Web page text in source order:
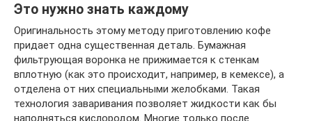
Это нужно знать каждому
Оригинальность этому методу приготовлению кофе
придает одна существенная деталь. Бумажная
фильтрующая воронка не прижимается к стенкам
вплотную (как это происходит, например, в кемексе), а
отделена от них специальными желобками. Такая
технология заваривания позволяет жидкости как бы
наполняться кислородом. Многие только после